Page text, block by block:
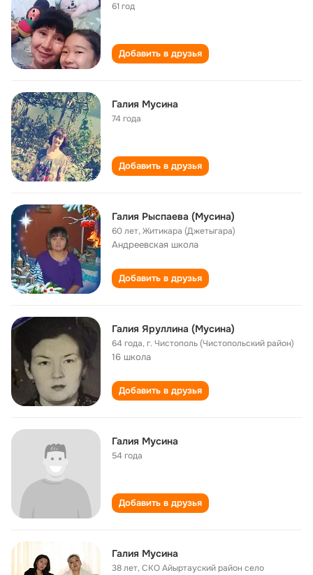
61 год
Добавить в друзья
Галия Мусина
74 года
Добавить в друзья
Галия Рыспаева (Мусина)
60 лет,Житикара (Джетыгара)
Андреевская школа
Добавить в друзья
Галия Яруллина (Мусина)
64 года,г. Чистополь (Чистопольский район)
16 школа
Добавить в друзья
Галия Мусина
54 года
Добавить в друзья
Галия Мусина
38 лет,СКО Айыртауский район село